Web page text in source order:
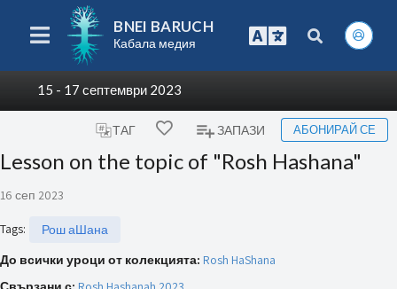
BNEI BARUCH
Кабала медия
15 - 17 септември 2023
ТАГ ЗАПАЗИ АБОНИРАЙ СЕ
Lesson on the topic of "Rosh Hashana"
16 сеп 2023
Tags:
Рош аШана
До всички уроци от колекцията: Rosh HaShana